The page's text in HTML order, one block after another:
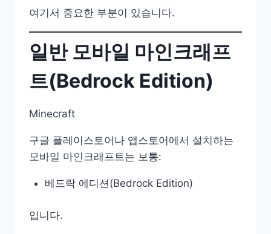
여기서 중요한 부분이 있습니다.
일반 모바일 마인크래프
트(Bedrock Edition)
Minecraft
구글 플레이스토어나 앱스토어에서 설치하는
모바일 마인크래프트는 보통:
베드락 에디션(Bedrock Edition)
입니다.